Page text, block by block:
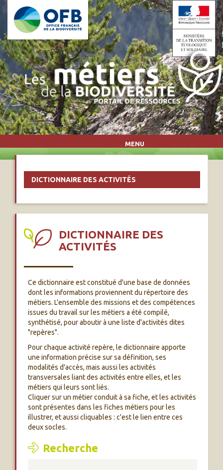
Aller au contenu principal
MENU
DICTIONNAIRE DES ACTIVITÉS
DICTIONNAIRE DES
ACTIVITÉS
Ce dictionnaire est constitué d'une base de données
dont les informations proviennent du répertoire des
métiers. L'ensemble des missions et des compétences
issues du travail sur les métiers a été compilé,
synthétisé, pour aboutir à une liste d'activités dites
"repères".
Pour chaque activité repère, le dictionnaire apporte
une information précise sur sa définition, ses
modalités d'accès, mais aussi les activités
transversales liant des activités entre elles, et les
métiers qui leurs sont liés.
Cliquer sur un métier conduit à sa fiche, et les activités
sont présentes dans les fiches métiers pour les
illustrer, et aussi cliquables : c'est le lien entre ces
deux socles.
Recherche